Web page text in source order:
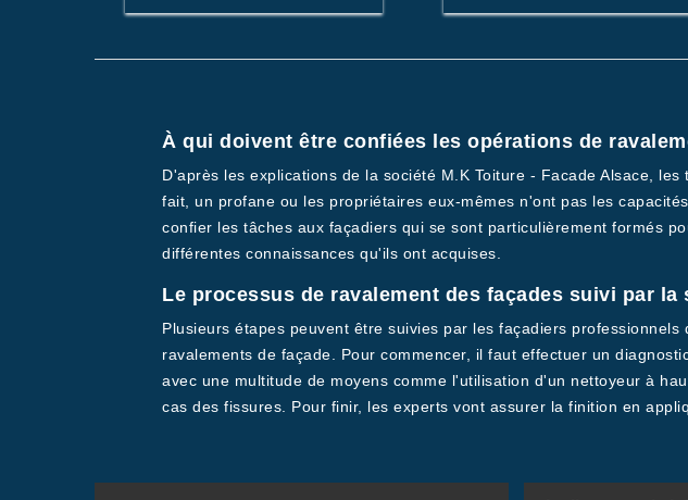
À qui doivent être confiées les opérations de
D'après les explications de la société M.K Toiture - Facade Alsace,
fait, un profane ou les propriétaires eux-mêmes n'ont pas les
confier les tâches aux façadiers qui se sont particulièrement formés
différentes connaissances qu'ils ont acquises.
Le processus de ravalement des façades suivi par la
Plusieurs étapes peuvent être suivies par les façadiers
ravalements de façade. Pour commencer, il faut effectuer un
avec une multitude de moyens comme l'utilisation d'un nettoyeur à
cas des fissures. Pour finir, les experts vont assurer la finition en